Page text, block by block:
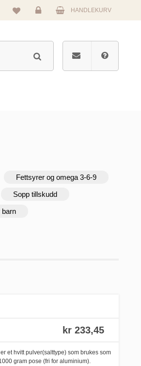
Logg
HANDLEKURV
Fettsyrer og omega 3-6-9
Sopp tillskudd
barn
kr 233,45
et hvitt pulver(salttype) som brukes som
gram pose (fri for aluminium).